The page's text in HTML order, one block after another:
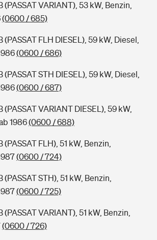
(PASSAT VARIANT), 53 kW, Benzin,
(0600 / 685)
(PASSAT FLH DIESEL), 59 kW, Diesel,
(0600 / 686)
(PASSAT STH DIESEL), 59 kW, Diesel,
(0600 / 687)
(PASSAT VARIANT DIESEL), 59 kW,
1986(0600 / 688)
(PASSAT FLH), 51 kW, Benzin,
(0600 / 724)
(PASSAT STH), 51 kW, Benzin,
(0600 / 725)
(PASSAT VARIANT), 51 kW, Benzin,
(0600 / 726)